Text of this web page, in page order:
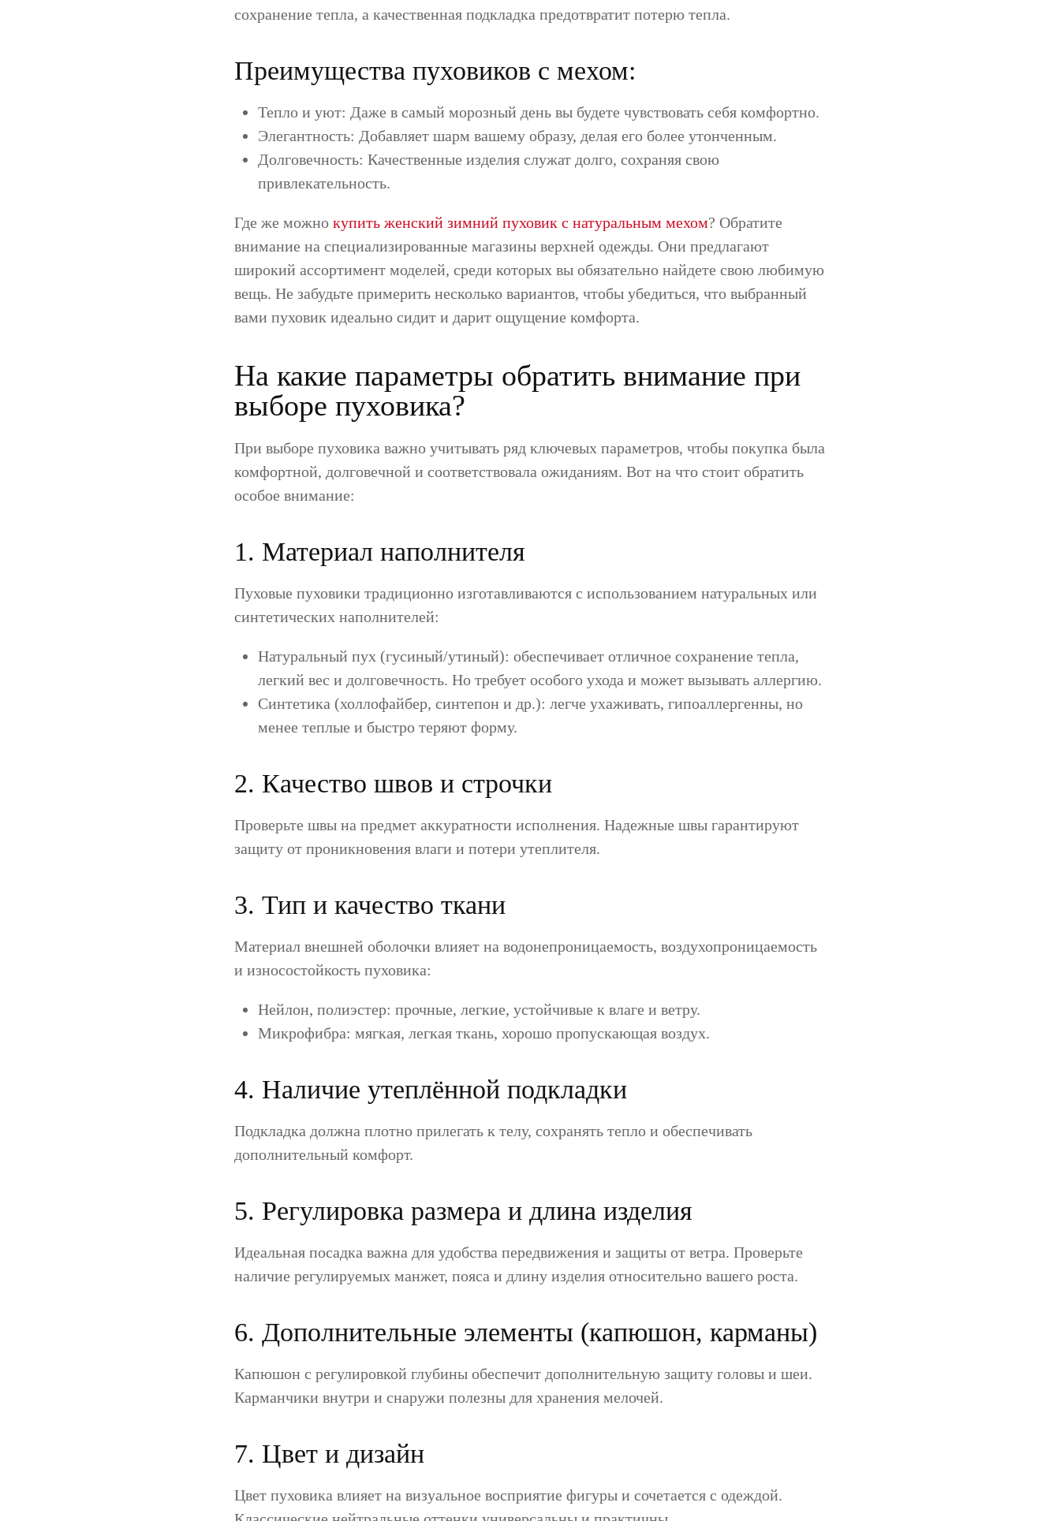
сохранение тепла, а качественная подкладка предотвратит потерю тепла.
Преимущества пуховиков с мехом:
Тепло и уют: Даже в самый морозный день вы будете чувствовать себя комфортно.
Элегантность: Добавляет шарм вашему образу, делая его более утонченным.
Долговечность: Качественные изделия служат долго, сохраняя свою
привлекательность.
Где же можно купить женский зимний пуховик с натуральным мехом? Обратите
внимание на специализированные магазины верхней одежды. Они предлагают
широкий ассортимент моделей, среди которых вы обязательно найдете свою любимую
вещь. Не забудьте примерить несколько вариантов, чтобы убедиться, что выбранный
вами пуховик идеально сидит и дарит ощущение комфорта.
На какие параметры обратить внимание при
выборе пуховика?
При выборе пуховика важно учитывать ряд ключевых параметров, чтобы покупка была
комфортной, долговечной и соответствовала ожиданиям. Вот на что стоит обратить
особое внимание:
1. Материал наполнителя
Пуховые пуховики традиционно изготавливаются с использованием натуральных или
синтетических наполнителей:
Натуральный пух (гусиный/утиный): обеспечивает отличное сохранение тепла,
легкий вес и долговечность. Но требует особого ухода и может вызывать аллергию.
Синтетика (холлофайбер, синтепон и др.): легче ухаживать, гипоаллергенны, но
менее теплые и быстро теряют форму.
2. Качество швов и строчки
Проверьте швы на предмет аккуратности исполнения. Надежные швы гарантируют
защиту от проникновения влаги и потери утеплителя.
3. Тип и качество ткани
Материал внешней оболочки влияет на водонепроницаемость, воздухопроницаемость
и износостойкость пуховика:
Нейлон, полиэстер: прочные, легкие, устойчивые к влаге и ветру.
Микрофибра: мягкая, легкая ткань, хорошо пропускающая воздух.
4. Наличие утеплённой подкладки
Подкладка должна плотно прилегать к телу, сохранять тепло и обеспечивать
дополнительный комфорт.
5. Регулировка размера и длина изделия
Идеальная посадка важна для удобства передвижения и защиты от ветра. Проверьте
наличие регулируемых манжет, пояса и длину изделия относительно вашего роста.
6. Дополнительные элементы (капюшон, карманы)
Капюшон с регулировкой глубины обеспечит дополнительную защиту головы и шеи.
Карманчики внутри и снаружи полезны для хранения мелочей.
7. Цвет и дизайн
Цвет пуховика влияет на визуальное восприятие фигуры и сочетается с одеждой.